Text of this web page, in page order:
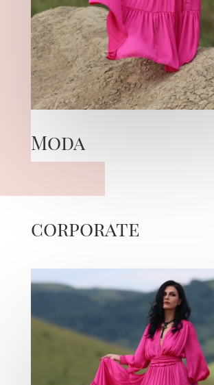
Moda
corporate